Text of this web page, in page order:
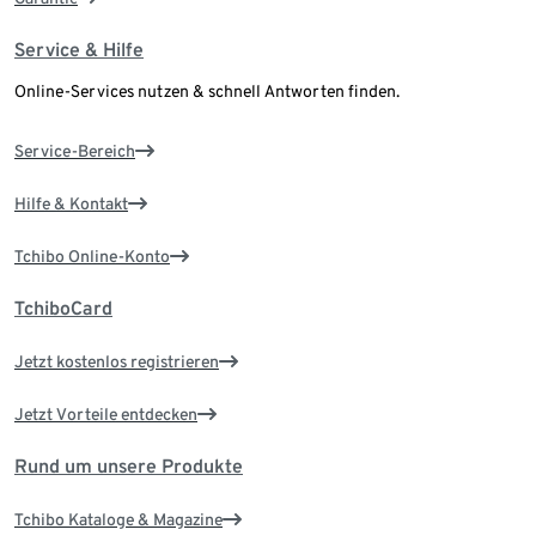
Service & Hilfe
Online-Services nutzen & schnell Antworten finden.
Service-Bereich
Hilfe & Kontakt
Tchibo Online-Konto
TchiboCard
Jetzt kostenlos registrieren
Jetzt Vorteile entdecken
Rund um unsere Produkte
Tchibo Kataloge & Magazine